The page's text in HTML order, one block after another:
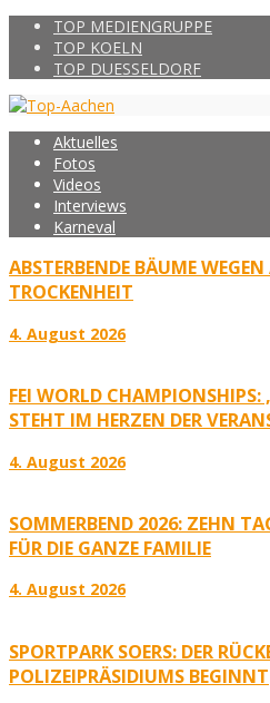
TOP MEDIENGRUPPE
TOP KOELN
TOP DUESSELDORF
Aktuelles
Fotos
Videos
Interviews
Karneval
ABSTERBENDE BÄUME
TROCKENHEIT
4. August 2026
FEI WORLD CHAMPIONSHIPS:
STEHT IM HERZEN DER
4. August 2026
SOMMERBEND 2026: ZEHN
FÜR DIE GANZE FAMILIE
4. August 2026
SPORTPARK SOERS: DER
POLIZEIPRÄSIDIUMS BEGINNT